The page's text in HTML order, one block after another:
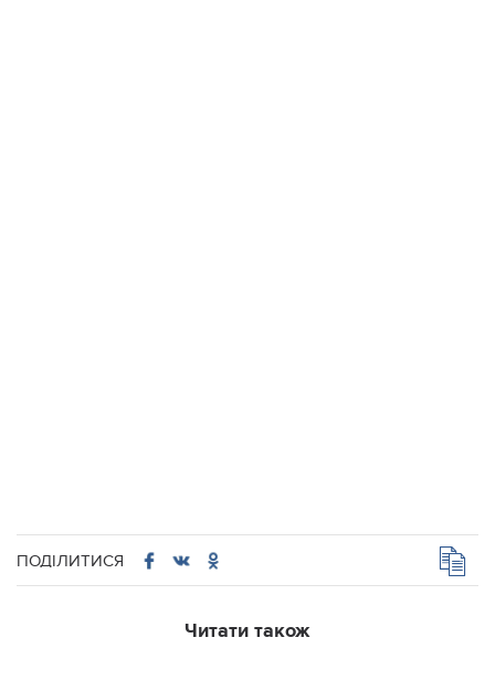
ПОДІЛИТИСЯ
Читати також